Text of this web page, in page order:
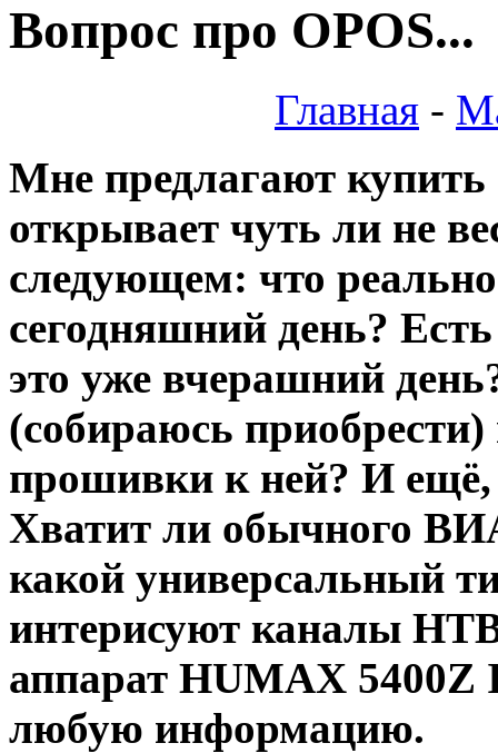
Вопрос про OPOS...
Главная -
Мне предлагают купить
открывает чуть ли не
следующем: что
сегодняшний день?
это уже вчерашний
(собираюсь
прошивки к ней? И ещё,
Хватит ли обычного
какой универсальный
интерисуют каналы
аппарат HUMAX 5400Z
любую информацию.